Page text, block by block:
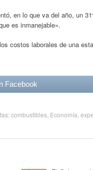
en lo que va del año, un
es inmanejable».
costos laborales de una
Facebook
combustibles Economía